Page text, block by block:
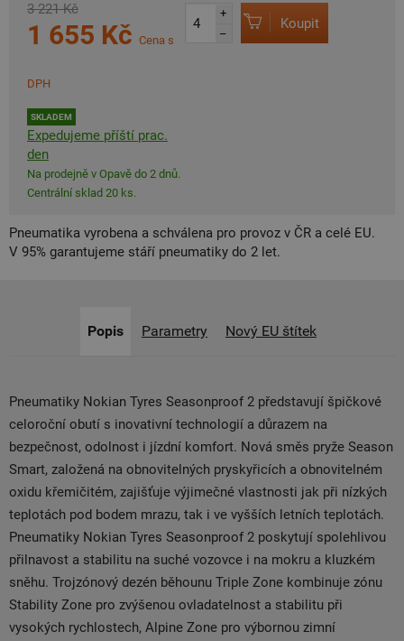
3 221 Kč
1 655 Kč Cena s
DPH
SKLADEM
Expedujeme příští prac.
den
Na prodejně v Opavě do 2 dnů.
Centrální sklad 20 ks.
+
–
Koupit
Pneumatika vyrobena a schválena pro provoz v ČR a celé EU.
V 95% garantujeme stáří pneumatiky do 2 let.
Popis Parametry Nový EU štítek
Pneumatiky Nokian Tyres Seasonproof 2 představují špičkové
celoroční obutí s inovativní technologií a důrazem na
bezpečnost, odolnost i jízdní komfort. Nová směs pryže Season
Smart, založená na obnovitelných pryskyřicích a obnovitelném
oxidu křemičitém, zajišťuje výjimečné vlastnosti jak při nízkých
teplotách pod bodem mrazu, tak i ve vyšších letních teplotách.
Pneumatiky Nokian Tyres Seasonproof 2 poskytují spolehlivou
přilnavost a stabilitu na suché vozovce i na mokru a kluzkém
sněhu. Trojzónový dezén běhounu Triple Zone kombinuje zónu
Stability Zone pro zvýšenou ovladatelnost a stabilitu při
vysokých rychlostech, Alpine Zone pro výbornou zimní